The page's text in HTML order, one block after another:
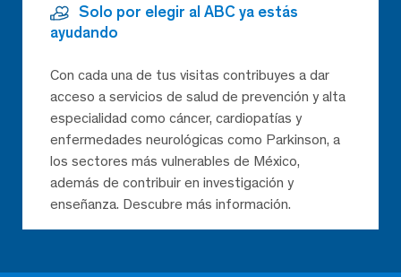
Solo por elegir al ABC ya estás
ayudando
Con cada una de tus visitas contribuyes a dar
acceso a servicios de salud de prevención y alta
especialidad como cáncer, cardiopatías y
enfermedades neurológicas como Parkinson, a
los sectores más vulnerables de México,
además de contribuir en investigación y
enseñanza. Descubre más información.